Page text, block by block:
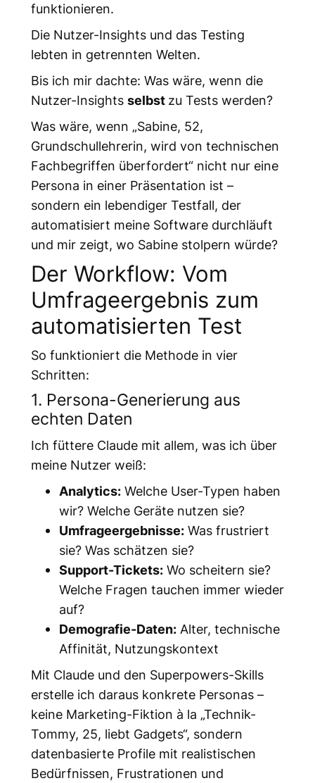
funktionieren.
Die Nutzer-Insights und das Testing
lebten in getrennten Welten.
Bis ich mir dachte: Was wäre, wenn die
Nutzer-Insights selbst zu Tests werden?
Was wäre, wenn „Sabine, 52,
Grundschullehrerin, wird von technischen
Fachbegriffen überfordert“ nicht nur eine
Persona in einer Präsentation ist –
sondern ein lebendiger Testfall, der
automatisiert meine Software durchläuft
und mir zeigt, wo Sabine stolpern würde?
Der Workflow: Vom
Umfrageergebnis zum
automatisierten Test
So funktioniert die Methode in vier
Schritten:
1. Persona-Generierung aus
echten Daten
Ich füttere Claude mit allem, was ich über
meine Nutzer weiß:
Analytics:Welche User-Typen haben
wir? Welche Geräte nutzen sie?
Umfrageergebnisse:Was frustriert
sie? Was schätzen sie?
Support-Tickets:Wo scheitern sie?
Welche Fragen tauchen immer wieder
auf?
Demografie-Daten:Alter, technische
Affinität, Nutzungskontext
Mit Claude und den Superpowers-Skills
erstelle ich daraus konkrete Personas –
keine Marketing-Fiktion à la „Technik-
Tommy, 25, liebt Gadgets“, sondern
datenbasierte Profile mit realistischen
Bedürfnissen, Frustrationen und